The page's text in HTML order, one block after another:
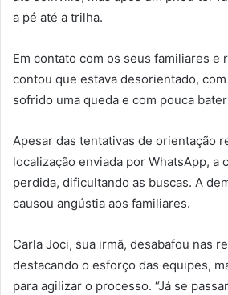
a pé até a trilha.
Em contato com os seus familiares e
contou que estava desorientado,
sofrido uma queda e com pouca
Apesar das tentativas de orientação
localização enviada por WhatsApp, a
perdida, dificultando as buscas. A
causou angústia aos familiares.
Carla Joci, sua irmã, desabafou nas
destacando o esforço das equipes,
para agilizar o processo. “Já se